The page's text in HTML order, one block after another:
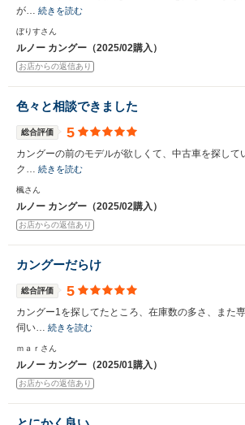
が… 続きを読む
ぼりすさん
ルノー カングー（2025/02購入）
お店からの返信あり
色々と相談できました
総合評価 5
カングーの前のモデルが欲しくて、中古車を探して
ク… 続きを読む
楓さん
ルノー カングー（2025/02購入）
お店からの返信あり
カングーだらけ
総合評価 5
カングー1を探してたところ、在庫数の多さ、また
伺い… 続きを読む
ｍａｒさん
ルノー カングー（2025/01購入）
お店からの返信あり